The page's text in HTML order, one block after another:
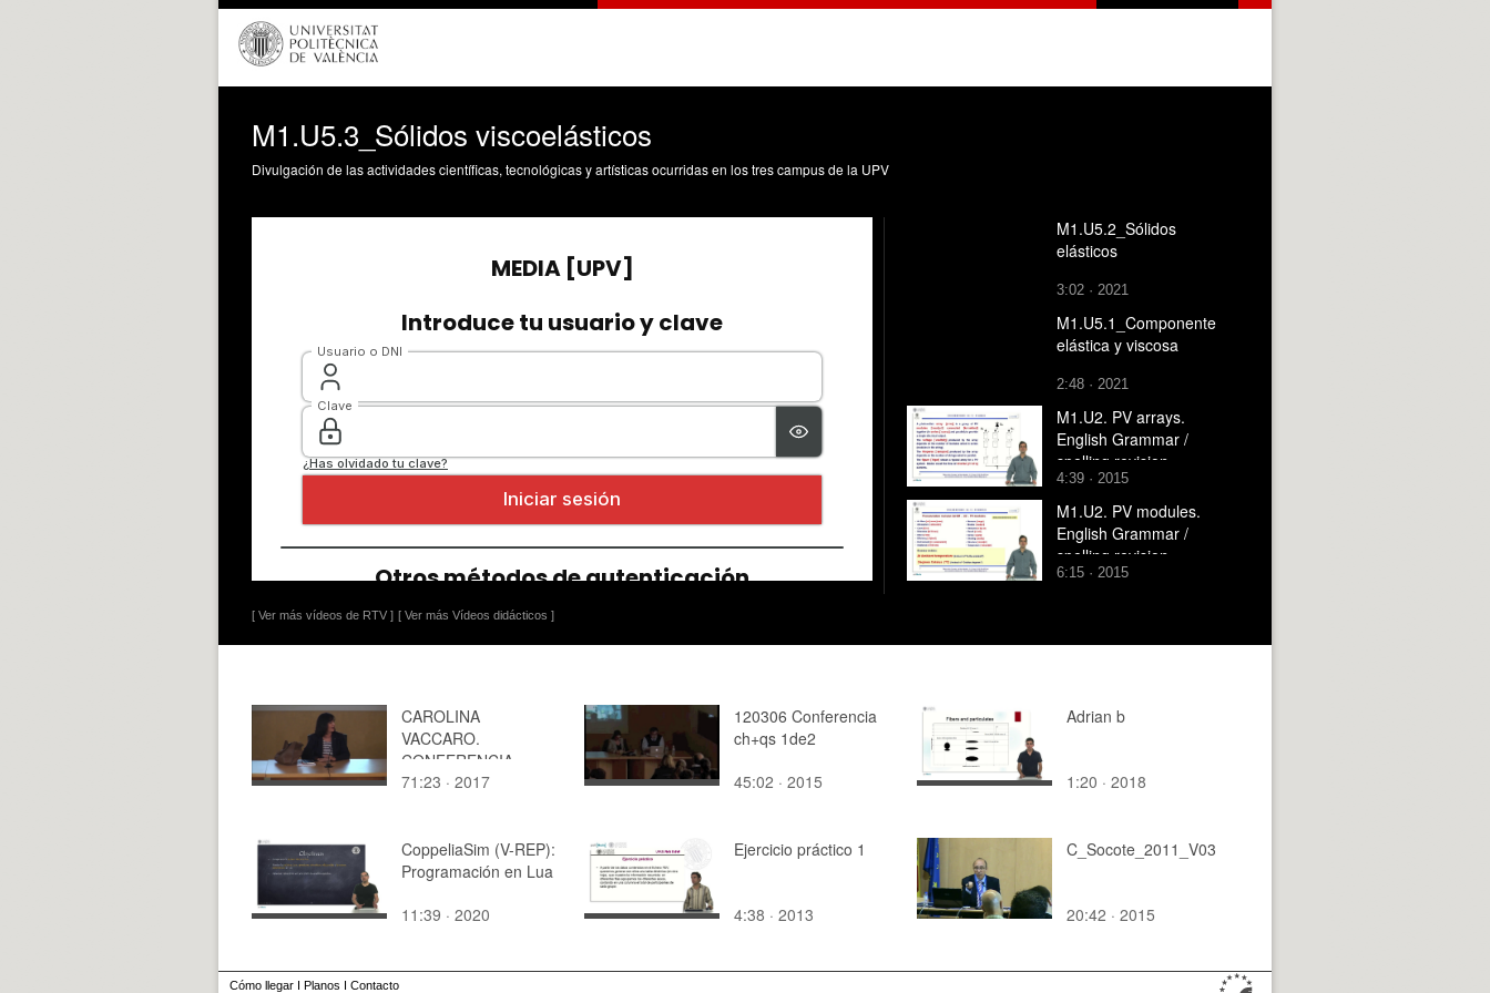
M1.U5.3_Sólidos viscoelásticos
Divulgación de las actividades científicas, tecnológicas y artísticas ocurridas en los tres campus de la UPV
[ Ver más vídeos de RTV ] [ Ver más Vídeos didácticos ]
M1.U5.2_Sólidos
elásticos
3:02 · 2021
M1.U5.1_Componente
elástica y viscosa
2:48 · 2021
M1.U2. PV arrays.
English Grammar /
spelling revision
4:39 · 2015
M1.U2. PV modules.
English Grammar /
spelling revision
6:15 · 2015
CAROLINA
VACCARO.
CONFERENCIA
INAUGURAL MASTER
71:23 · 2017
120306 Conferencia
ch+qs 1de2
45:02 · 2015
Adrian b
1:20 · 2018
CoppeliaSim (V-REP):
Programación en Lua
11:39 · 2020
Ejercicio práctico 1
4:38 · 2013
C_Socote_2011_V03
20:42 · 2015
Cómo llegar I Planos I Contacto